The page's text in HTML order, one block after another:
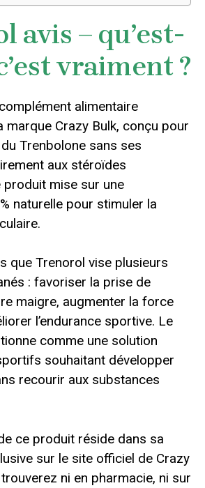
avis – qu’est-
vraiment ?
alimentaire
marque Crazy Bulk, conçu pour
Trenbolone sans ses
aux stéroïdes
produit mise sur une
naturelle pour stimuler la
que Trenorol vise plusieurs
: favoriser la prise de
maigre, augmenter la force
l’endurance sportive. Le
comme une solution
souhaitant développer
recourir aux substances
ce produit réside dans sa
sur le site officiel de Crazy
ni en pharmacie, ni sur